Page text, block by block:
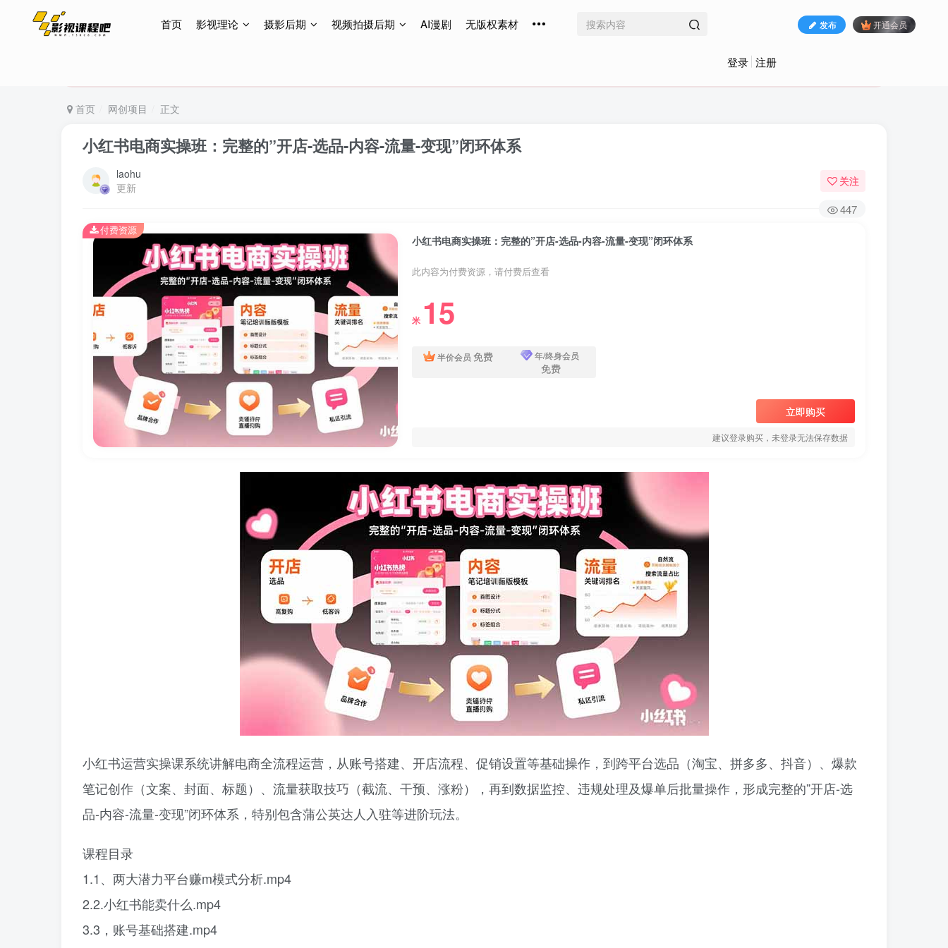
首页 影视理论 摄影后期 视频拍摄后期 AI漫剧 无版权素材 发布 开通会员
登录 注册
特惠终身会员299元，网站所有内容都可观看，终身免费更新
首页 网创项目 正文
小红书电商实操班：完整的”开店-选品-内容-流量-变现”闭环体系
laohu
更新
关注
447
小红书电商实操班：完整的”开店-选品-内容-流量-变现”闭环体系
此内容为付费资源，请付费后查看
米 15
半价会员 免费 年/终身会员
免费
立即购买
建议登录购买，未登录无法保存数据
付费资源
小红书运营实操课系统讲解电商全流程运营，从账号搭建、开店流程、促销设置等基础操作，到跨平台选品（淘宝、拼多多、抖音）、爆款
笔记创作（文案、封面、标题）、流量获取技巧（截流、干预、涨粉），再到数据监控、违规处理及爆单后批量操作，形成完整的”开店-选
品-内容-流量-变现”闭环体系，特别包含蒲公英达人入驻等进阶玩法。
课程目录
1.1、两大潜力平台赚m模式分析.mp4
2.2.小红书能卖什么.mp4
3.3，账号基础搭建.mp4